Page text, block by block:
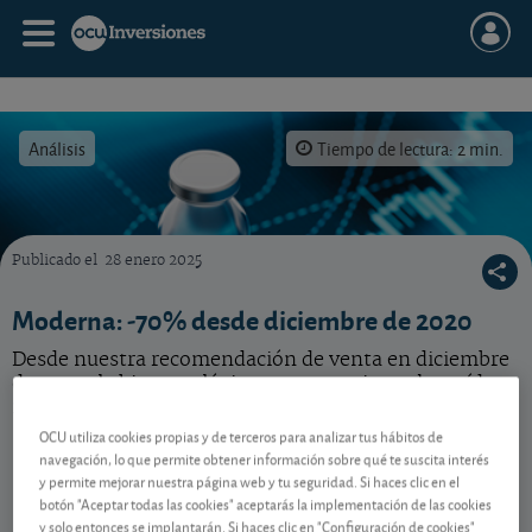
Análisis Tiempo de lectura: 2 min.
Un repaso a nuestros consejos para esta acción de Moderna, que cae un 70% desde
Publicado el 28 enero 2025
Moderna: -70% desde diciembre de 2020
Desde nuestra recomendación de venta en diciembre
de 2020, la biotecnológica norteamericana ha caído
Contenido reservado a SOCIOS
OCU utiliza cookies propias y de terceros para analizar tus hábitos de
navegación, lo que permite obtener información sobre qué te suscita interés
y permite mejorar nuestra página web y tu seguridad. Si haces clic en el
botón "Aceptar todas las cookies" aceptarás la implementación de las cookies
y solo entonces se implantarán. Si haces clic en "Configuración de cookies"